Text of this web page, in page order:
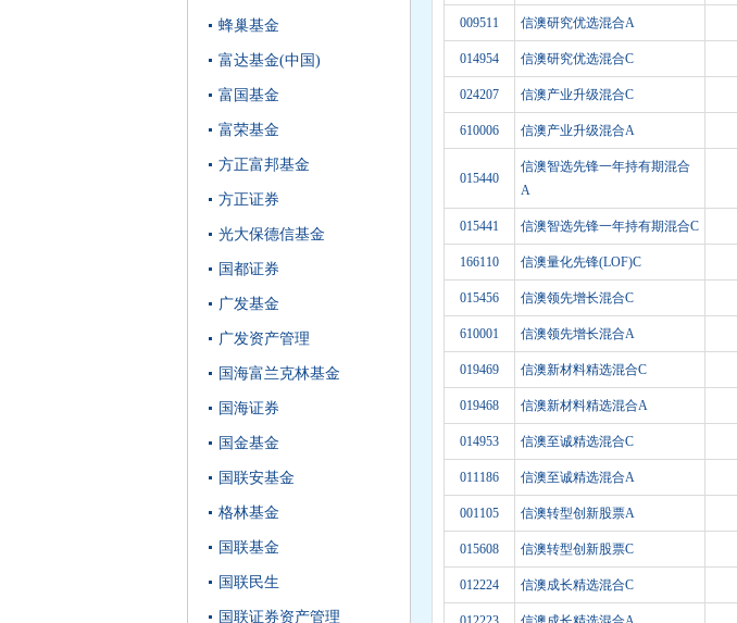
蜂巢基金
富达基金(中国)
富国基金
富荣基金
方正富邦基金
方正证券
光大保德信基金
国都证券
广发基金
广发资产管理
国海富兰克林基金
国海证券
国金基金
国联安基金
格林基金
国联基金
国联民生
国联证券资产管理
009511 信澳研究优选混合A
014954 信澳研究优选混合C
024207 信澳产业升级混合C
610006 信澳产业升级混合A
015440
信澳智选先锋一年持有期混合
A
015441 信澳智选先锋一年持有期混合C
166110 信澳量化先锋(LOF)C
015456 信澳领先增长混合C
610001 信澳领先增长混合A
019469 信澳新材料精选混合C
019468 信澳新材料精选混合A
014953 信澳至诚精选混合C
011186 信澳至诚精选混合A
001105 信澳转型创新股票A
015608 信澳转型创新股票C
012224 信澳成长精选混合C